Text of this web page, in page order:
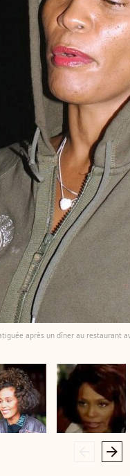
après un dîner au restaurant
arrow_right